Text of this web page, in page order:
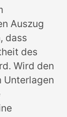
Auszug
dass
des
Wird den
Unterlagen